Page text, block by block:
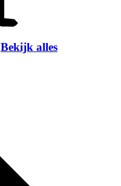
Bekijk alles